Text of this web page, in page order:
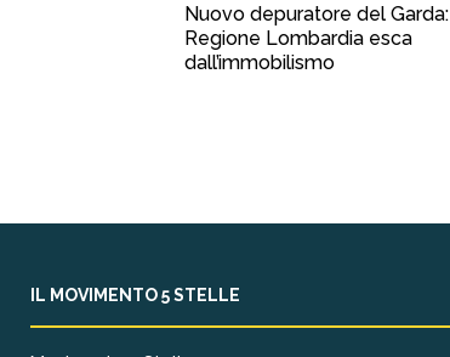
Nuovo depuratore del Garda:
Regione Lombardia esca
dall’immobilismo
IL MOVIMENTO 5 STELLE